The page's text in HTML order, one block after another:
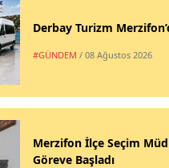
Derbay Turizm
#GÜNDEM / 08 Ağustos 2026
Merzifon İlçe Seçim
Göreve Başladı